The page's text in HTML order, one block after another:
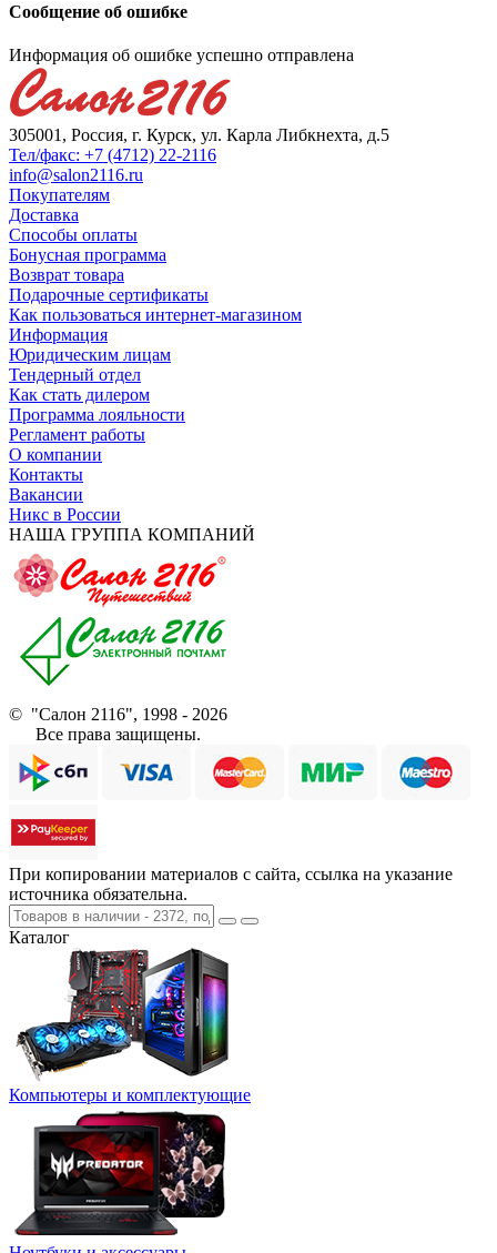
Сообщение об ошибке
Информация об ошибке успешно отправлена
305001, Россия, г. Курск, ул. Карла Либкнехта, д.5
Тел/факс: +7 (4712) 22-2116
info@salon2116.ru
Покупателям
Доставка
Способы оплаты
Бонусная программа
Возврат товара
Подарочные сертификаты
Как пользоваться интернет-магазином
Информация
Юридическим лицам
Тендерный отдел
Как стать дилером
Программа лояльности
Регламент работы
О компании
Контакты
Вакансии
Никс в России
НАША ГРУППА КОМПАНИЙ
© "Салон 2116", 1998 - 2026
Все права защищены.
При копировании материалов с сайта, ссылка на указание
источника обязательна.
Каталог
Компьютеры и комплектующие